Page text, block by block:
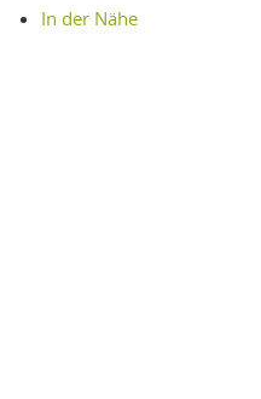
In der Nähe